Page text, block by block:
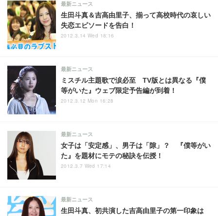
生田斗真＆吉高由里子、揃って高校時代の哀しい
失恋エピソードを告白！
最新ニュース
2012.3.14 Wed 18:16
ミスチル主題歌で涙必至 TV版とは異なる『僕
等がいた』ウェブ限定予告編が到着！
最新ニュース
2012.3.12 Mon 16:28
女子は「安定感」、男子は「隙」？ 『僕等がい
た』を題材にモテの秘訣を伝授！
最新ニュース
2012.3.7 Wed 17:14
生田斗真、初共演した吉高由里子の第一印象は
最新ニュース